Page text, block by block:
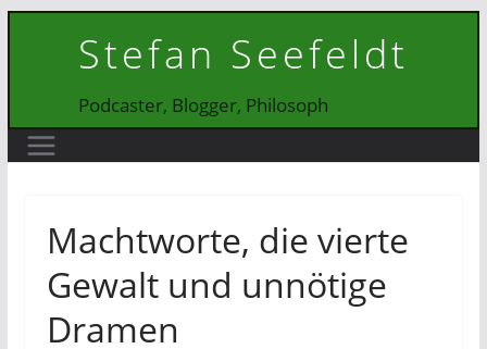
Stefan Seefeldt
Podcaster, Blogger, Philosoph
Machtworte, die vierte
Gewalt und unnötige
Dramen